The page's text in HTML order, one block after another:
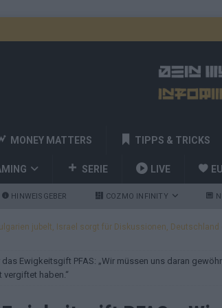
MONEY MATTERS TIPPS & TRICKS
SERIE LIVE
HINWEISGEBER COZMO INFINITY
jubelt, Israel sorgt für Diskussionen, Deutschland
Billy Joel – das ESC-Finale wird eine Party
Ewigkeitsgift PFAS: „Wir müssen uns daran
haben.“